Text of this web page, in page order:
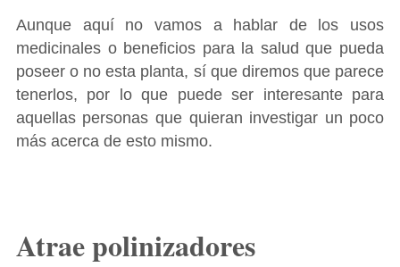
Aunque aquí no vamos a hablar de los usos
medicinales o beneficios para la salud que pueda
poseer o no esta planta, sí que diremos que parece
tenerlos, por lo que puede ser interesante para
aquellas personas que quieran investigar un poco
más acerca de esto mismo.
Atrae polinizadores